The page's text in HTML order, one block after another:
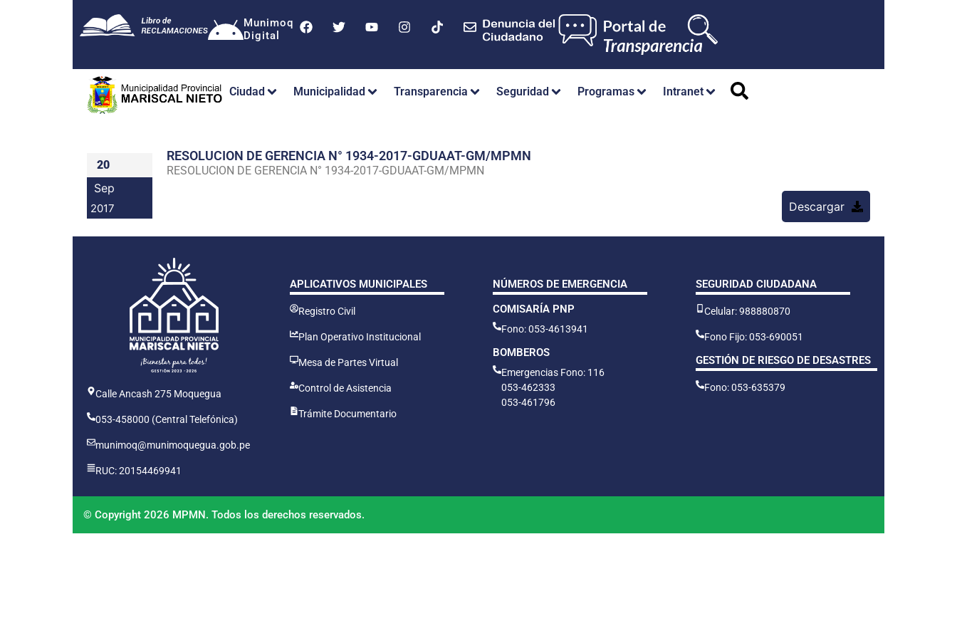
Munimoq
Digital
Ciudad Municipalidad Transparencia Seguridad Programas Intranet
20
Sep
2017
RESOLUCION DE GERENCIA N° 1934-2017-GDUAAT-GM/MPMN
RESOLUCION DE GERENCIA N° 1934-2017-GDUAAT-GM/MPMN
Descargar
Calle Ancash 275 Moquegua
053-458000 (Central Telefónica)
munimoq@munimoquegua.gob.pe
RUC: 20154469941
APLICATIVOS MUNICIPALES
Registro Civil
Plan Operativo Institucional
Mesa de Partes Virtual
Control de Asistencia
Trámite Documentario
NÚMEROS DE EMERGENCIA
COMISARÍA PNP
Fono: 053-4613941
BOMBEROS
Emergencias Fono: 116
053-462333
053-461796
SEGURIDAD CIUDADANA
Celular: 988880870
Fono Fijo: 053-690051
GESTIÓN DE RIESGO DE DESASTRES
Fono: 053-635379
© Copyright 2026 MPMN. Todos los derechos reservados.